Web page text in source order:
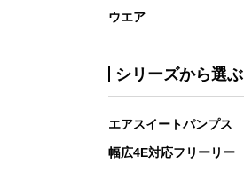
ウエア
シリーズから選ぶ
エアスイートパンプス
幅広4E対応フリーリー